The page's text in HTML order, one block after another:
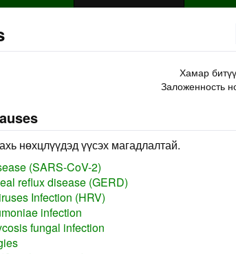
Хамар
Заложенность
нөхцлүүдэд үүсэх магадлалтай.
(SARS-CoV-2)
reflux disease (GERD)
Infection (HRV)
infection
fungal infection